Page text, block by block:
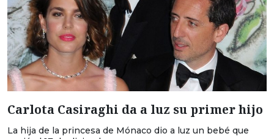
Carlota Casiraghi da a luz su primer hijo
La hija de la princesa de Mónaco dio a luz un bebé que